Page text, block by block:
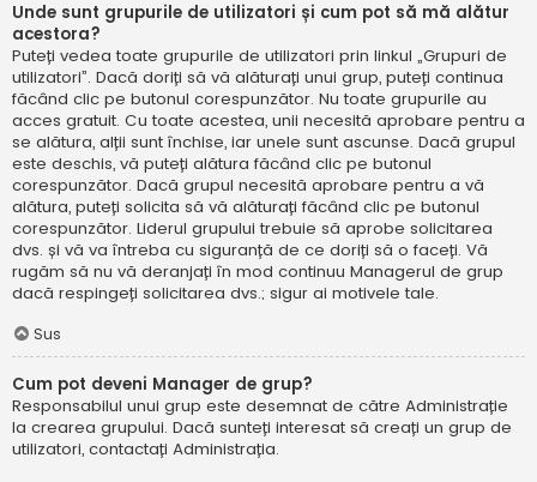
Unde sunt grupurile de utilizatori și cum pot să mă alătur
acestora?
Puteți vedea toate grupurile de utilizatori prin linkul „Grupuri de
utilizatori”. Dacă doriți să vă alăturați unui grup, puteți continua
făcând clic pe butonul corespunzător. Nu toate grupurile au
acces gratuit. Cu toate acestea, unii necesită aprobare pentru a
se alătura, alții sunt închise, iar unele sunt ascunse. Dacă grupul
este deschis, vă puteți alătura făcând clic pe butonul
corespunzător. Dacă grupul necesită aprobare pentru a vă
alătura, puteți solicita să vă alăturați făcând clic pe butonul
corespunzător. Liderul grupului trebuie să aprobe solicitarea
dvs. și vă va întreba cu siguranță de ce doriți să o faceți. Vă
rugăm să nu vă deranjați în mod continuu Managerul de grup
dacă respingeți solicitarea dvs.; sigur ai motivele tale.
Sus
Cum pot deveni Manager de grup?
Responsabilul unui grup este desemnat de către Administrație
la crearea grupului. Dacă sunteți interesat să creați un grup de
utilizatori, contactați Administrația.